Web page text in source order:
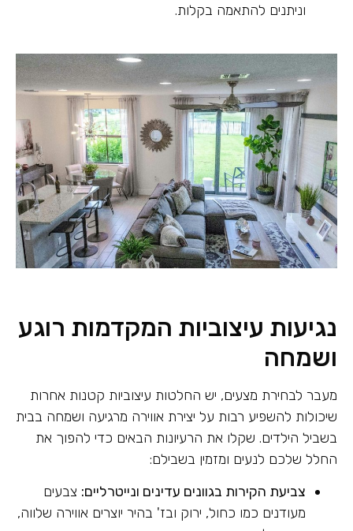
וניתנים להתאמה בקלות.
נגיעות עיצוביות המקדמות רוגע
ושמחה
מעבר לבחירת מצעים, יש החלטות עיצוביות קטנות אחרות
שיכולות להשפיע רבות על יצירת אווירה מרגיעה ושמחה בבית
בשביל הילדים. שקלו את הרעיונות הבאים כדי להפוך את
החלל שלכם לנעים ומזמין בשבילם:
צביעת הקירות בגוונים עדינים ונייטרליים: צבעים
מעודנים כמו כחול, ירוק ובז' בהיר יוצרים אווירה שלווה,